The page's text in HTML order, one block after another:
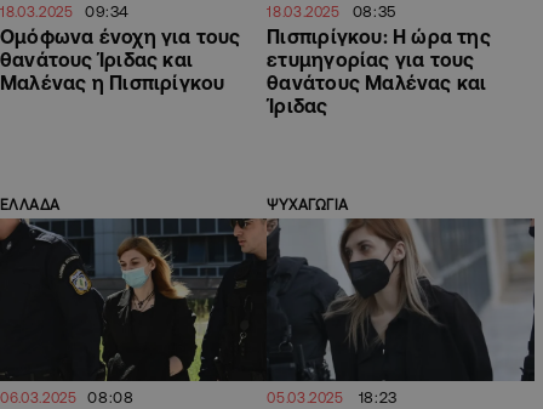
18.03.2025 09:34
Ομόφωνα ένοχη για τους
θανάτους Ίριδας και
Μαλένας η Πισπιρίγκου
18.03.2025 08:35
Πισπιρίγκου: Η ώρα της
ετυμηγορίας για τους
θανάτους Μαλένας και
Ίριδας
ΕΛΛΑΔΑ
06.03.2025 08:08
ΨΥΧΑΓΩΓΙΑ
05.03.2025 18:23